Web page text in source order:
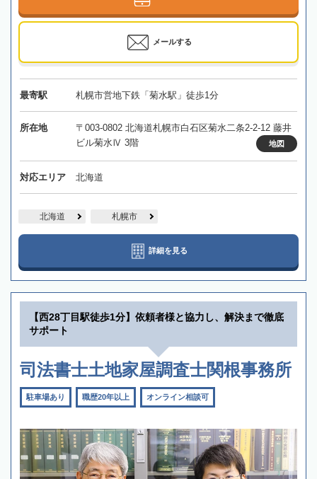
メールする
最寄駅 札幌市営地下鉄「菊水駅」徒歩1分
所在地
〒003-0802 北海道札幌市白石区菊水二条2-2-12 藤井
ビル菊水Ⅳ 3階
地図
対応エリア 北海道
北海道 札幌市
詳細を見る
【西28丁目駅徒歩1分】依頼者様と協力し、解決まで徹底
サポート
司法書士土地家屋調査士関根事務所
駐車場あり 職歴20年以上 オンライン相談可